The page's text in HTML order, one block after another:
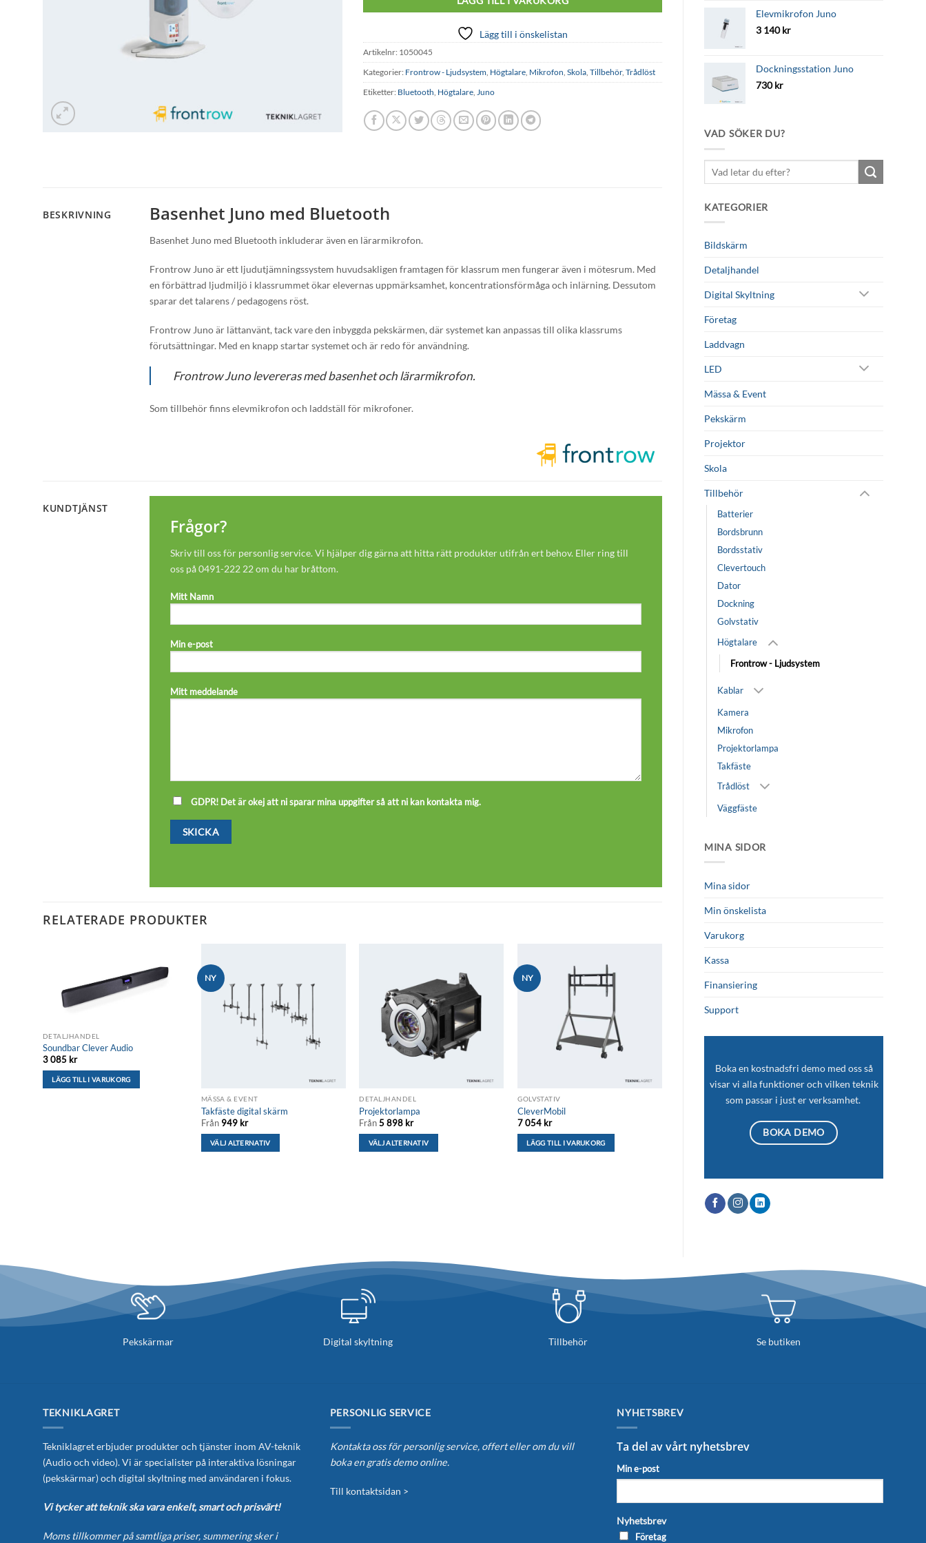
Elevmikrofon Juno
3 140kr
Dockningsstation Juno
730kr
VAD SÖKER DU?
KATEGORIER
Bildskärm
Detaljhandel
Digital Skyltning
Företag
Laddvagn
LED
Mässa & Event
Pekskärm
Projektor
Skola
Tillbehör
Batterier
Bordsbrunn
Bordsstativ
Clevertouch
Dator
Dockning
Golvstativ
Högtalare
Frontrow - Ljudsystem
Kablar
Kamera
Mikrofon
Projektorlampa
Takfäste
Trådlöst
Väggfäste
MINA SIDOR
Mina sidor
Min önskelista
Varukorg
Kassa
Finansiering
Support
Boka en kostnadsfri demo med oss så
visar vi alla funktioner och vilken teknik
som passar i just er verksamhet.
BOKA DEMO
Lägg till i önskelistan
Artikelnr: 1050045
Kategorier: Frontrow - Ljudsystem, Högtalare, Mikrofon Skola, Tillbehör, Trådlöst
Etiketter: Bluetooth Högtalare, Juno
BESKRIVNING Basenhet Juno med Bluetooth
Basenhet Juno med Bluetooth inkluderar även en lärarmikrofon.
Frontrow Juno är ett ljudutjämningssystem huvudsakligen framtagen för klassrum men fungerar även i mötesrum. Med
en förbättrad ljudmiljö i klassrummet ökar elevernas uppmärksamhet, koncentrationsförmåga och inlärning. Dessutom
sparar det talarens / pedagogens röst.
Frontrow Juno är lättanvänt, tack vare den inbyggda pekskärmen, där systemet kan anpassas till olika klassrums
förutsättningar. Med en knapp startar systemet och är redo för användning.
Frontrow Juno levereras med basenhet och lärarmikrofon.
Som tillbehör finns elevmikrofon och laddställ för mikrofoner.
KUNDTJÄNST
Frågor?
Skriv till oss för personlig service. Vi hjälper dig gärna att hitta rätt produkter utifrån ert behov. Eller ring till
oss på0491-222 22om du har bråttom.
Mitt Namn
Min e-post
Mitt meddelande
GDPR! Det är okej att ni sparar mina uppgifter så att ni kan kontakta mig.
RELATERADE PRODUKTER
Lägg till i
önskelistan
DETALJHANDEL
Soundbar Clever Audio
3 085 kr
LÄGG TILL I VARUKORG
NY
önskelistan
MÄSSA & EVENT
Takfäste digital skärm
Från 949 kr
VÄLJ ALTERNATIV
kan
väljas
Lägg till i
önskelistan
DETALJHANDEL
Projektorlampa
Från5 898 kr
VÄLJ ALTERNATIV
alternativen
väljas
på
produktsidan
NY
GOLVSTATIV
CleverMobil
7 054 kr
LÄGG TILL I VARUKORG
Pekskärmar Digital skyltning Tillbehör Se butiken
TEKNIKLAGRET
Tekniklagret erbjuder produkter och tjänster inom AV-teknik
(Audio och video). Vi är specialister på interaktiva lösningar
(pekskärmar) och digital skyltning med användaren i fokus.
Vi tycker att teknik ska vara enkelt, smart och prisvärt!
Moms tillkommer på samtliga priser, summering sker i
PERSONLIG SERVICE
Kontakta oss för personlig service, offert eller om du vill
boka en gratis demo online.
Till kontaktsidan >
NYHETSBREV
Ta del av vårt nyhetsbrev
Min e-post
Nyhetsbrev
Företag